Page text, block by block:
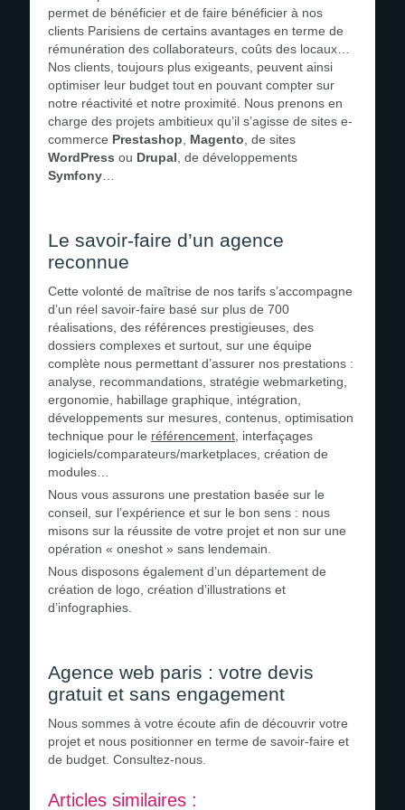
permet de bénéficier et de faire bénéficier à nos
clients Parisiens de certains avantages en terme de
rémunération des collaborateurs, coûts des locaux…
Nos clients, toujours plus exigeants, peuvent ainsi
optimiser leur budget tout en pouvant compter sur
notre réactivité et notre proximité. Nous prenons en
charge des projets ambitieux qu’il s’agisse de sites e-
commerce Prestashop Magento , de sites
WordPress ou Drupal , de développements
Symfony
Le savoir-faire d’un agence
reconnue
Cette volonté de maîtrise de nos tarifs s’accompagne
d’un réel savoir-faire basé sur plus de 700
réalisations, des références prestigieuses, des
dossiers complexes et surtout, sur une équipe
complète nous permettant d’assurer nos prestations :
analyse, recommandations, stratégie webmarketing,
ergonomie, habillage graphique, intégration,
développements sur mesures, contenus, optimisation
technique pour le référencement , interfaçages
logiciels/comparateurs/marketplaces, création de
modules…
Nous vous assurons une prestation basée sur le
conseil, sur l’expérience et sur le bon sens : nous
misons sur la réussite de votre projet et non sur une
opération « oneshot » sans lendemain.
Nous disposons également d’un département de
création de logo, création d’illustrations et
d’infographies.
Agence web paris : votre devis
gratuit et sans engagement
Nous sommes à votre écoute afin de découvrir votre
projet et nous positionner en terme de savoir-faire et
de budget. Consultez-nous.
Articles similaires :